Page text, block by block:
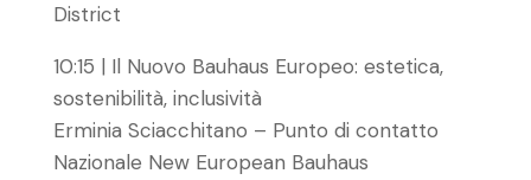
District
10:15 | Il Nuovo Bauhaus Europeo: estetica,
sostenibilità, inclusività
Erminia Sciacchitano – Punto di contatto
Nazionale New European Bauhaus